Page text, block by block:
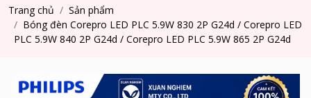
Trang chủ
Sản phẩm
Bóng đèn Corepro LED PLC 5.9W 830 2P G24d / Corepro LED
PLC 5.9W 840 2P G24d / Corepro LED PLC 5.9W 865 2P G24d